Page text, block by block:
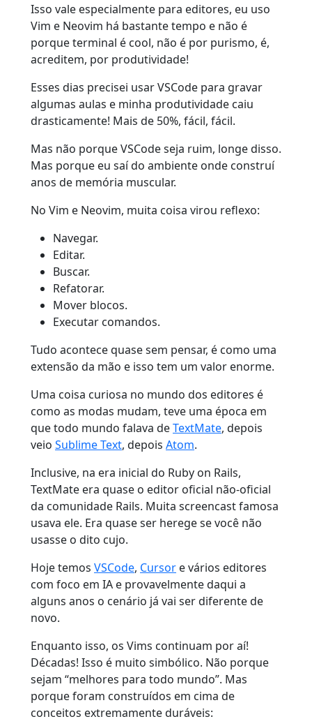
Isso vale especialmente para editores, eu uso
Vim e Neovim há bastante tempo e não é
porque terminal é cool, não é por purismo, é,
acreditem, por produtividade!
Esses dias precisei usar VSCode para gravar
algumas aulas e minha produtividade caiu
drasticamente! Mais de 50%, fácil, fácil.
Mas não porque VSCode seja ruim, longe disso.
Mas porque eu saí do ambiente onde construí
anos de memória muscular.
No Vim e Neovim, muita coisa virou reflexo:
Navegar.
Editar.
Buscar.
Refatorar.
Mover blocos.
Executar comandos.
Tudo acontece quase sem pensar, é como uma
extensão da mão e isso tem um valor enorme.
Uma coisa curiosa no mundo dos editores é
como as modas mudam, teve uma época em
que todo mundo falava deTextMate, depois
veio Sublime Text, depois Atom.
Inclusive, na era inicial do Ruby on Rails,
TextMate era quase o editor oficial não-oficial
da comunidade Rails. Muita screencast famosa
usava ele. Era quase ser herege se você não
usasse o dito cujo.
Hoje temos VSCode, Cursor e vários editores
com foco em IA e provavelmente daqui a
alguns anos o cenário já vai ser diferente de
novo.
Enquanto isso, os Vims continuam por aí!
Décadas! Isso é muito simbólico. Não porque
sejam “melhores para todo mundo”. Mas
porque foram construídos em cima de
conceitos extremamente duráveis: